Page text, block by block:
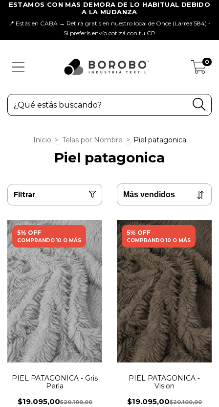
📍 Estás en CABA → Retira gratis en nuestro local de Once (Larrea 584) -
Si preferís envío cotizá con tu CP
0
Inicio > Telas por Nombre > Piel patagonica
Piel patagonica
Filtrar
5% OFF
COMPRANDO 10 O MÁS
PIEL PATAGONICA - Gris
Perla
$19.095,00$20.100,00
5% OFF
COMPRANDO 10 O MÁS
PIEL PATAGONICA -
Vision
$19.095,00$20.100,00